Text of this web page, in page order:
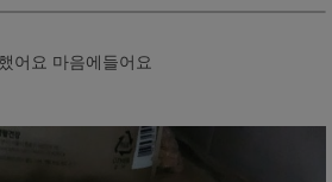
어요 마음에들어요